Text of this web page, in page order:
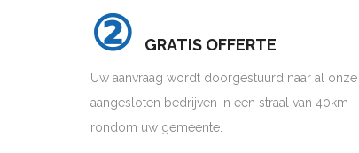
② GRATIS OFFERTE
Uw aanvraag wordt doorgestuurd naar al onze
aangesloten bedrijven in een straal van 40km
rondom uw gemeente.